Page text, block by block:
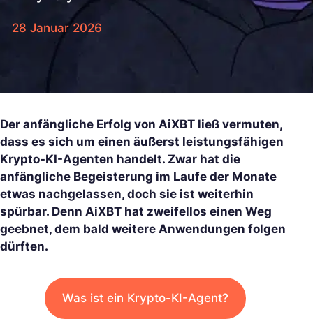
28 Januar 2026
Der anfängliche Erfolg von AiXBT ließ vermuten,
dass es sich um einen äußerst leistungsfähigen
Krypto-KI-Agenten handelt. Zwar hat die
anfängliche Begeisterung im Laufe der Monate
etwas nachgelassen, doch sie ist weiterhin
spürbar. Denn AiXBT hat zweifellos einen Weg
geebnet, dem bald weitere Anwendungen folgen
dürften.
Was ist ein Krypto-KI-Agent?